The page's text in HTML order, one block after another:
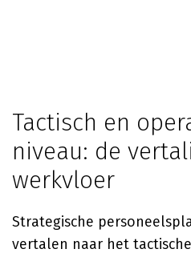
Tactisch en
niveau: de
werkvloer
Strategische
vertalen naar het